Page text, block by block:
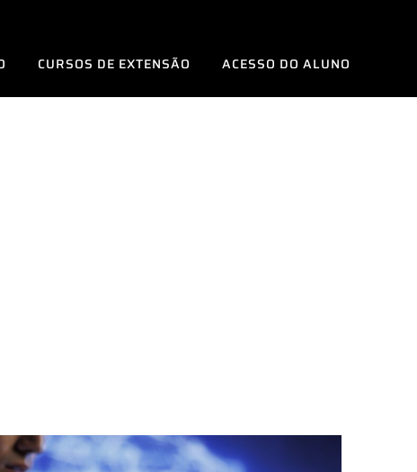
CURSOS DE EXTENSÃO ACESSO DO ALUNO